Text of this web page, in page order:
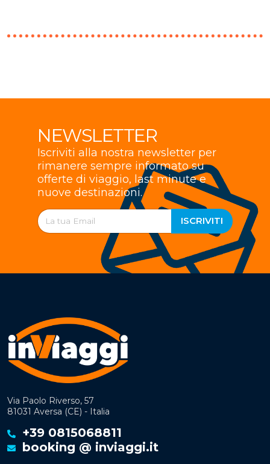
NEWSLETTER
Iscriviti alla nostra newsletter per
rimanere sempre informato su
offerte di viaggio, last minute e
nuove destinazioni.
ISCRIVITI
Via Paolo Riverso, 57
81031 Aversa (CE) - Italia
+39 0815068811
booking @ inviaggi.it